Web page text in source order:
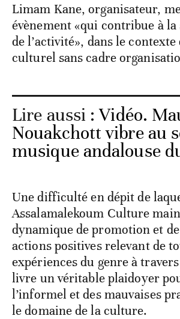
Limam Kane, organisateur,
évènement «qui contribue à
de l’activité», dans le contexte
culturel sans cadre
Lire aussi :Vidéo.
Nouakchott vibre au
musique andalouse
Une difficulté en dépit de
Assalamalekoum Culture
dynamique de promotion et
actions positives relevant de
expériences du genre à
livre un véritable plaidoyer
l’informel et des mauvaises
le domaine de la culture.